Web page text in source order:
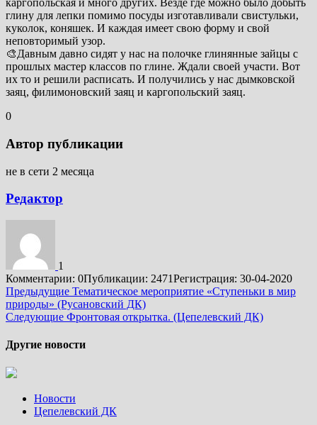
каргопольская и много других. Везде где можно было добыть
глину для лепки помимо посуды изготавливали свистульки,
куколок, коняшек. И каждая имеет свою форму и свой
неповторимый узор.
🎨Давным давно сидят у нас на полочке глинянные зайцы с
прошлых мастер классов по глине. Ждали своей участи. Вот
их то и решили расписать. И получились у нас дымковской
заяц, филимоновский заяц и каргопольский заяц.
0
Автор публикации
не в сети 2 месяца
Редактор
1
Комментарии: 0Публикации: 2471Регистрация: 30-04-2020
Подробнее
Предыдущие Тематическое мероприятие «Ступеньки в мир
природы» (Русановский ДК)
Следующие Фронтовая открытка. (Цепелевский ДК)
Другие новости
Новости
Цепелевский ДК